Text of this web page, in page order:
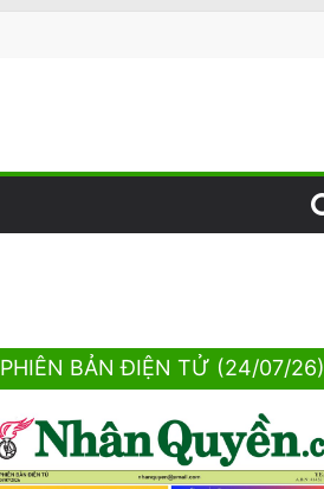
PHIÊN BẢN ĐIỆN TỬ (24/07/26)